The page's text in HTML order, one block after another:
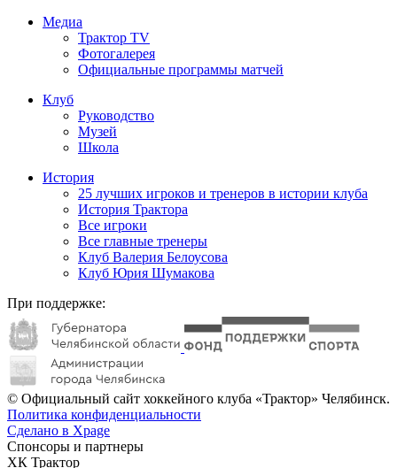
Медиа
Трактор TV
Фотогалерея
Официальные программы матчей
Клуб
Руководство
Музей
Школа
История
25 лучших игроков и тренеров в истории клуба
История Трактора
Все игроки
Все главные тренеры
Клуб Валерия Белоусова
Клуб Юрия Шумакова
При поддержке:
© Официальный сайт хоккейного клуба «Трактор» Челябинск.
Политика конфиденциальности
Сделано в Xpage
Спонсоры и партнеры
ХК Трактор